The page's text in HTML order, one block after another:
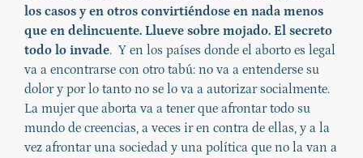
los casos y en otros convirtiéndose en nada menos
que en delincuente. Llueve sobre mojado. El secreto
todo lo invade. Y en los países donde el aborto es legal
va a encontrarse con otro tabú: no va a entenderse su
dolor y por lo tanto no se lo va a autorizar socialmente.
La mujer que aborta va a tener que afrontar todo su
mundo de creencias, a veces ir en contra de ellas, y a la
vez afrontar una sociedad y una política que no la van a